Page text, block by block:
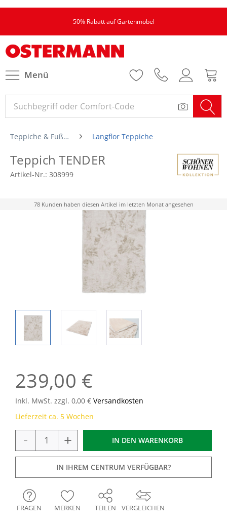
50% Rabatt auf Gartenmöbel
Menü
Teppiche & Fußmatten Langflor Teppiche
Teppich TENDER
Artikel-Nr.: 308999
78 Kunden haben diesen Artikel im letzten Monat angesehen
239,00 €
Inkl. MwSt. zzgl. 0,00 € Versandkosten
Lieferzeit ca. 5 Wochen
- + IN DEN WARENKORB
IN IHREM CENTRUM VERFÜGBAR?
VERGLEICHEN
FRAGEN MERKEN TEILEN